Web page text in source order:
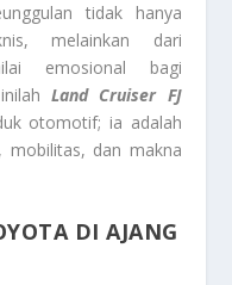
tidak hanya
melainkan dari
emosional bagi
inilahLand Cruiser FJ
otomotif; ia adalah
mobilitas, dan makna
DI AJANG